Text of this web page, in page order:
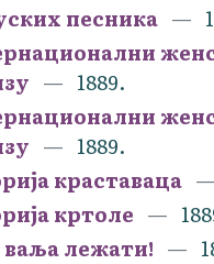
песника
1889.
1889.
краставаца
кртоле
ваља лежати!